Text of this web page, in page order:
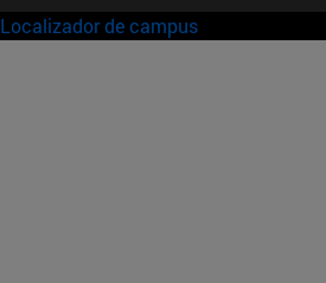
Localizador de campus